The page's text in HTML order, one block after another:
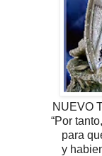
NUEVO
“Por
para
y